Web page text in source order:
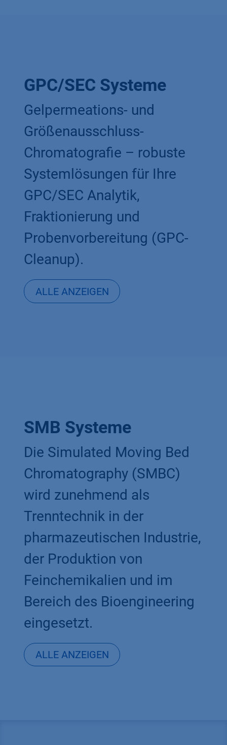
GPC/SEC Systeme
Gelpermeations- und
Größenausschluss-
Chromatografie – robuste
Systemlösungen für Ihre
GPC/SEC Analytik,
Fraktionierung und
Probenvorbereitung (GPC-
Cleanup).
ALLE ANZEIGEN
SMB Systeme
Die Simulated Moving Bed
Chromatography (SMBC)
wird zunehmend als
Trenntechnik in der
pharmazeutischen Industrie,
der Produktion von
Feinchemikalien und im
Bereich des Bioengineering
eingesetzt.
ALLE ANZEIGEN